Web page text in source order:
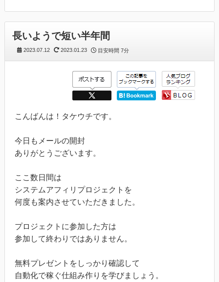
長いようで短い半年間
2023.07.12 2023.01.23 目安時間 7分
こんばんは！タケウチです。
今日もメールの開封
ありがとうございます。
ここ数日間は
システムアフィリプロジェクトを
何度も案内させていただきました。
プロジェクトに参加した方は
参加して終わりではありません。
無料プレゼントをしっかり確認して
自動化で稼ぐ仕組み作りを学びましょう。